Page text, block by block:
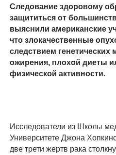
Следование здоровому
защититься от
выяснили американские
что злокачественные
следствием генетических
ожирения, плохой диеты
физической активности.
Исследователи из Школы
Университете Джона
две трети жертв рака